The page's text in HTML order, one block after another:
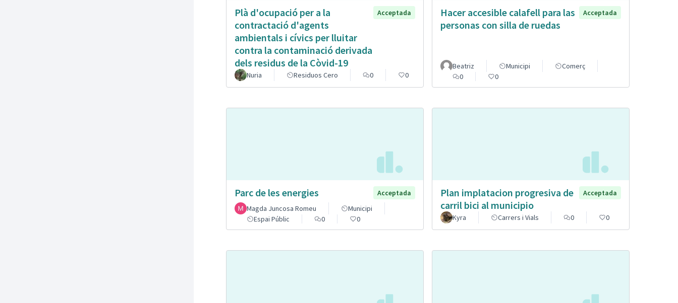
Plà d'ocupació per a la
contractació d'agents
ambientals i cívics per lluitar
contra la contaminació derivada
dels residus de la Còvid-19
Acceptada
Nuria Residuos Cero 0 0
Hacer accesible calafell para las
personas con silla de ruedas
Acceptada
Beatriz Municipi
Comerç
0
0
Parc de les energies
Acceptada
Magda Juncosa Romeu
Municipi
Espai Públic
0 0
Plan implatacion progresiva de
carril bici al municipio
Acceptada
Kyra Carrers i Vials 0 0